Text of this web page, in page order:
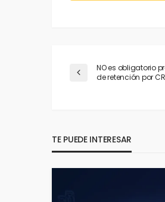
NO es obligatorio
de retención por
TE PUEDE INTERESAR